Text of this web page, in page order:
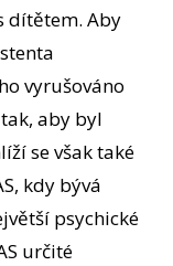
dítětem. Aby
vyrušováno
aby byl
se však také
kdy bývá
psychické
určité